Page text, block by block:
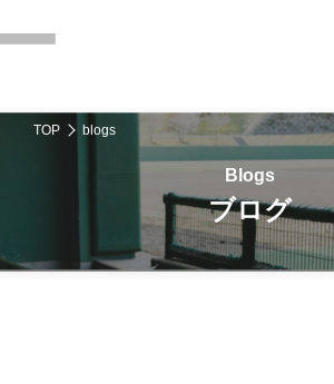
TOP blogs
ブログ